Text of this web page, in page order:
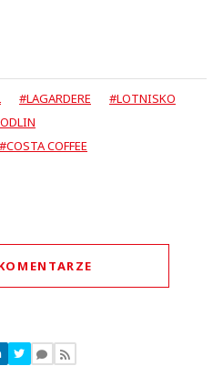
#LAGARDERE
#LOTNISKO
#COSTA COFFEE
komentarzy
komentarze